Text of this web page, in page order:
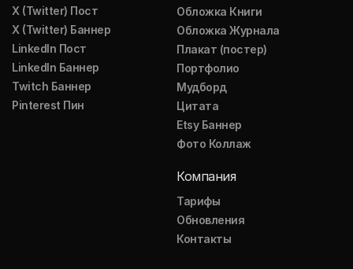
X (Twitter) Пост
X (Twitter) Баннер
LinkedIn Пост
LinkedIn Баннер
Twitch Баннер
Pinterest Пин
Обложка Книги
Обложка Журнала
Плакат (постер)
Портфолио
Мудборд
Цитата
Etsy Баннер
Фото Коллаж
Компания
Тарифы
Обновления
Контакты